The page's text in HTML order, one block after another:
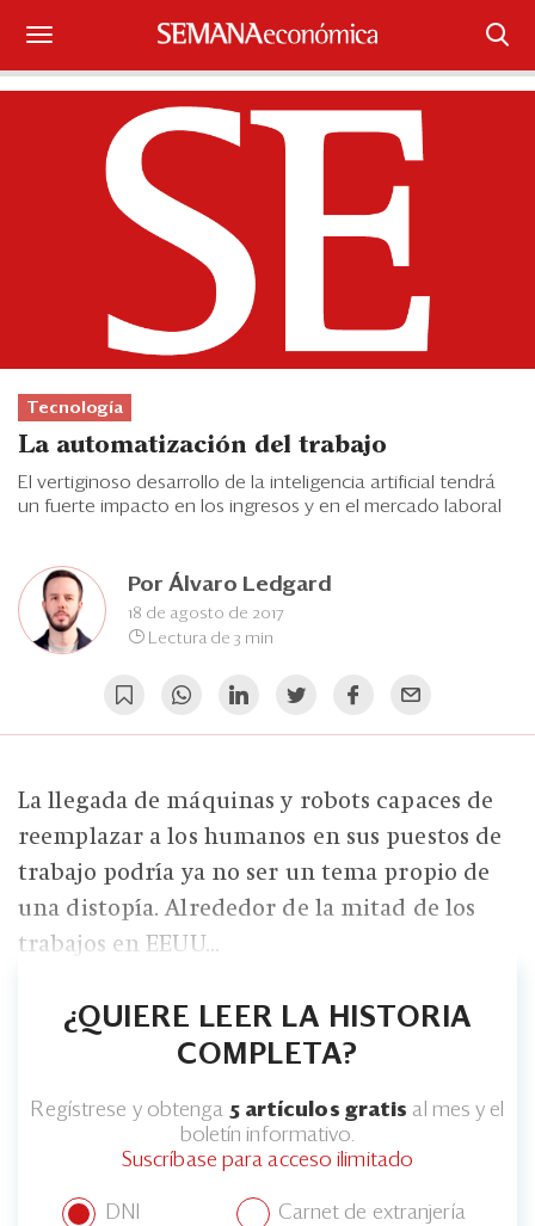
Suscríbase
Iniciar sesión
Portada
¿Qué está pasando?
Sectores y Empresas
Management
Economía y Finanzas
Legal y Política
Blogs
Ranking CEO
Edición Impresa
Tecnología
La automatización del trabajo
El vertiginoso desarrollo de la inteligencia artificial tendrá
un fuerte impacto en los ingresos y en el mercado laboral
Por Álvaro Ledgard
18 de agosto de 2017
Lectura de 3 min
La llegada de máquinas y robots capaces de
reemplazar a los humanos en sus puestos de
trabajo podría ya no ser un tema propio de
una distopía. Alrededor de la mitad de los
trabajos en EEUU...
¿QUIERE LEER LA HISTORIA
COMPLETA?
Regístrese y obtenga 5 artículos gratis al mes y el
boletín informativo.
Suscríbase para acceso ilimitado
DNI Carnet de extranjería